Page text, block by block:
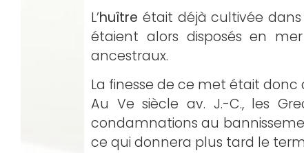
L’huître était déjà cultivée
étaient alors disposés en
ancestraux.
La finesse de ce met était
Au Ve siècle av. J.-C., les
condamnations au
ce qui donnera plus tard le